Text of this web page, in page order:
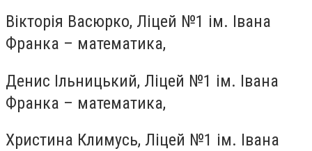
Вікторія Васюрко, Ліцей №1 ім. Івана
Франка – математика,
Денис Ільницький, Ліцей №1 ім. Івана
Франка – математика,
Христина Климусь, Ліцей №1 ім. Івана